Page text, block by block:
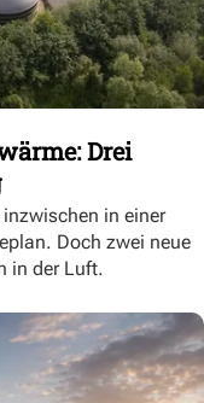
Drei
in einer
Doch zwei neue
in der Luft.